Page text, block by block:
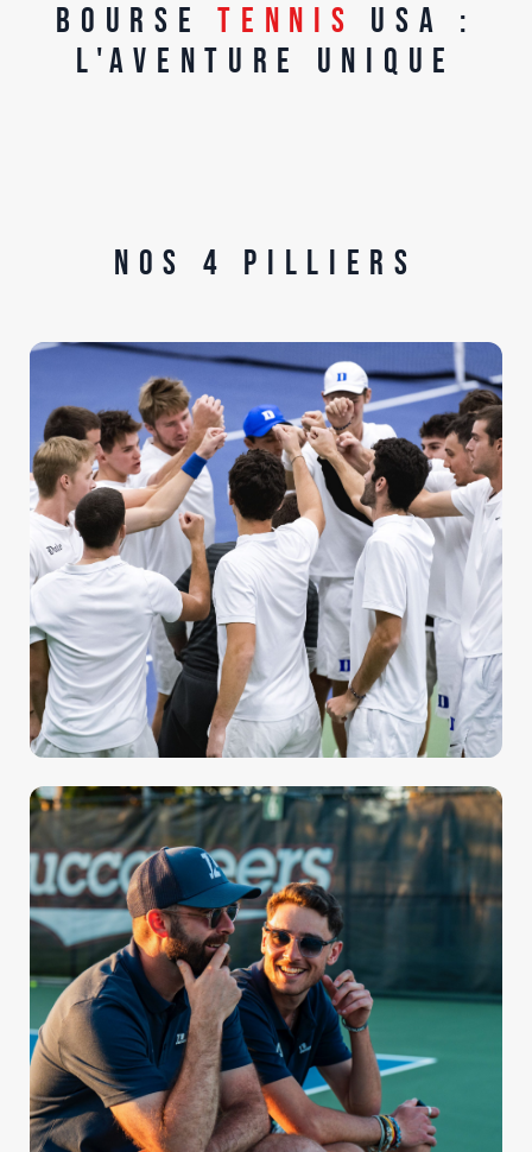
BourseTennis
USA :
l'aventure unique
Nos 4 pilliers
PERSONNALISATION